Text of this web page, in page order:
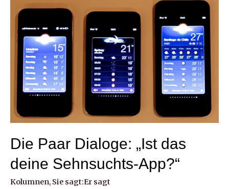
als
Yoga!“
Die Paar Dialoge: „Ist das
deine Sehnsuchts-App?“
Kolumnen, Sie sagt:Er sagt